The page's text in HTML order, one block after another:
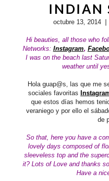
INDIAN
octubre 13, 2014|
Hi beauties, all those who
Networks: Instagram,
I was on the beach last
weather until
Hola guap@s, las que me
sociales favoritas
que estos días hemos
veraniego y por ello el
de
So that, here you have a
lovely days composed of
sleeveless top and the
it? L ots of Love and thanks
Have a